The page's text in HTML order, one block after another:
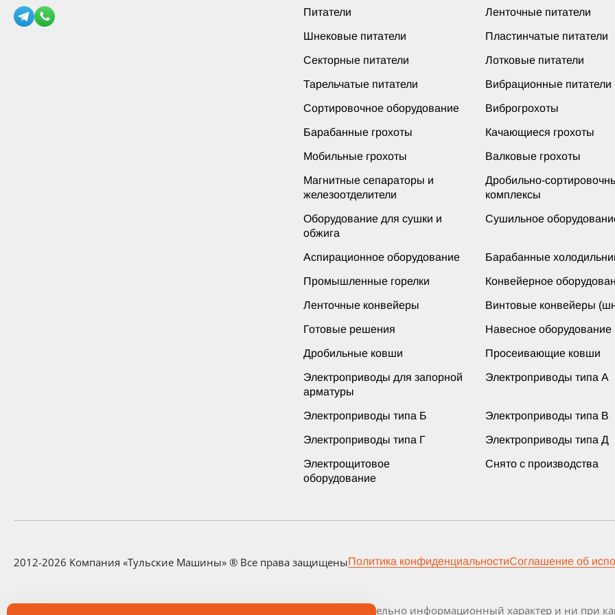
Питатели Ленточные питатели
Шнековые питатели Пластинчатые питатели
Секторные питатели Лотковые питатели
Тарельчатые питатели Вибрационные питатели
Сортировочное оборудование Виброгрохоты
Барабанные грохоты Качающиеся грохоты
Мобильные грохоты Валковые грохоты
Магнитные сепараторы и
железоотделители
Дробильно-
комплексы
Оборудование для сушки и
обжига
Сушильное
Аспирационное оборудование Барабанные
Промышленные горелки Конвейерное
Ленточные конвейеры Винтовые конвейеры
Готовые решения Навесное оборудование
Дробильные ковши Просеивающие ковши
Электроприводы для запорной
арматуры
Электроприводы типа А
Электроприводы типа Б Электроприводы типа В
Электроприводы типа Г Электроприводы типа Д
Электрощитовое
оборудование
Снято с производства
2012-2026 Компания «Тульские Машины» ® Все права защищеныПолитика конфиденциальностиСоглашение об
Любая информация, представленная на данном сайте, носит исключительно информационный характер и ни при